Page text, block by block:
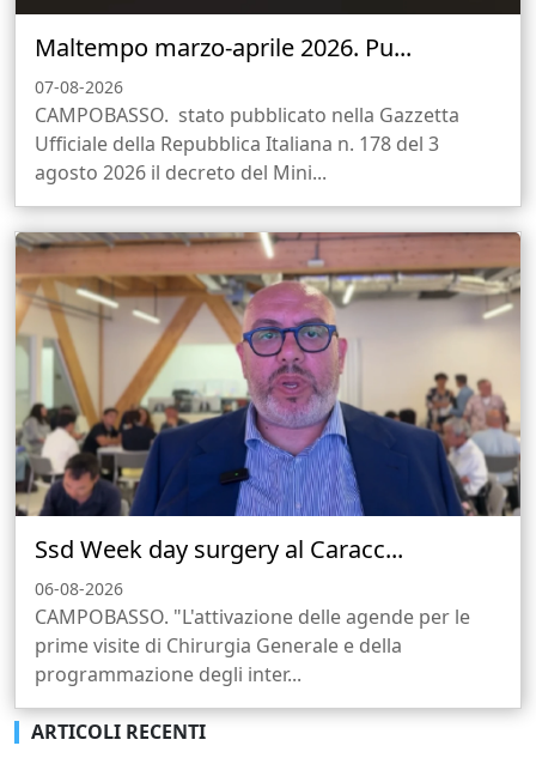
Maltempo marzo-aprile 2026. Pu...
07-08-2026
CAMPOBASSO. stato pubblicato nella Gazzetta
Ufficiale della Repubblica Italiana n. 178 del 3
agosto 2026 il decreto del Mini...
Ssd Week day surgery al Caracc...
06-08-2026
CAMPOBASSO. "L'attivazione delle agende per le
prime visite di Chirurgia Generale e della
programmazione degli inter...
ARTICOLI RECENTI